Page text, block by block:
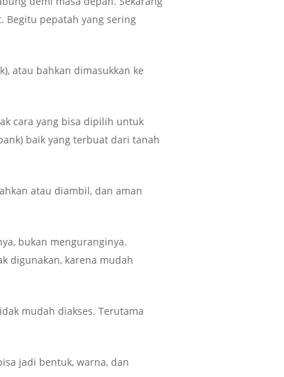
Begitu pepatah yang sering
atau bahkan dimasukkan ke
cara yang bisa dipilih untuk
baik yang terbuat dari tanah
atau diambil, dan aman
bukan menguranginya.
digunakan, karena mudah
mudah diakses. Terutama
jadi bentuk, warna, dan